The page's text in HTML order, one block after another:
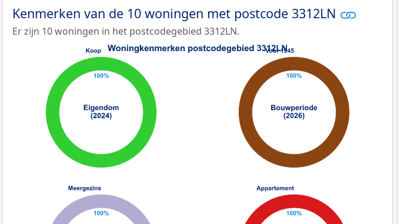
Kenmerken van de 10 woningen met postcode 3312LN
Er zijn 10 woningen in het postcodegebied 3312LN.